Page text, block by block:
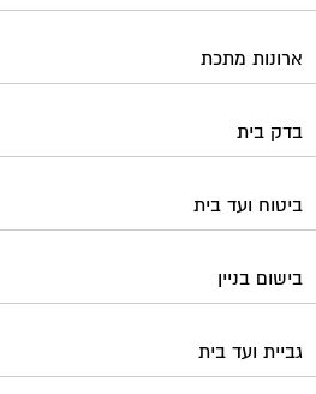
ארונות מתכת
בדק בית
ביטוח ועד בית
בישום בניין
גביית ועד בית